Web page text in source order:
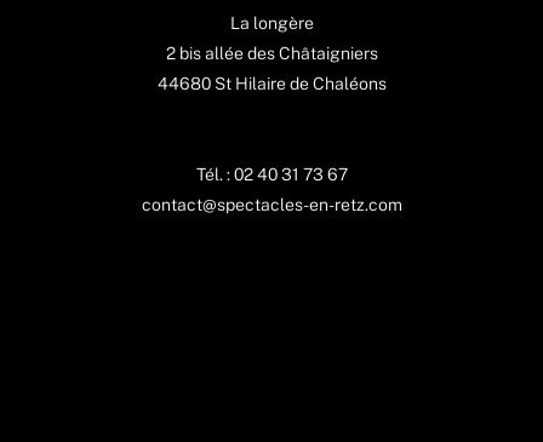
La longère
2 bis allée des Châtaigniers
44680 St Hilaire de Chaléons
Tél. : 02 40 31 73 67
contact@spectacles-en-retz.com